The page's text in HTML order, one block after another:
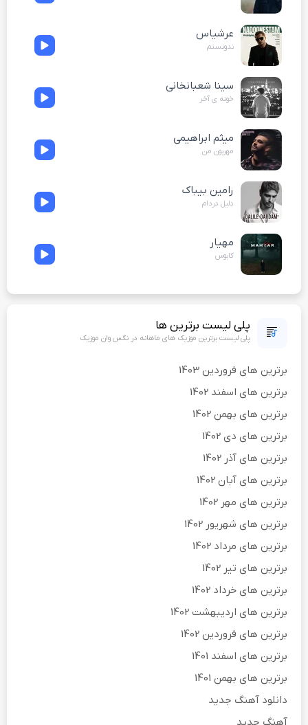
عرشیاس
ندونستم
سینا شعبانخانی
خونه ی آخر
میثم ابراهیمی
مهربون من
رامین بیباک
دلیل دردام
مهیار
کابوس
پلی لیست برترین ها
پلی لیست برترین موزیک های ماهانه در نگس وان موزیک
برترین های فروردین 1403
برترین های اسفند 1402
برترین های بهمن 1402
برترین های دی 1402
برترین های آذر 1402
برترین های آبان 1402
برترین های مهر 1402
برترین های شهریور 1402
برترین های مرداد 1402
برترین های تیر 1402
برترین های خرداد 1402
برترین های اردیبهشت 1402
برترین های فروردین 1402
برترین های اسفند 1401
برترین های بهمن 1401
دانلود آهنگ جدید
آهنگ جدید